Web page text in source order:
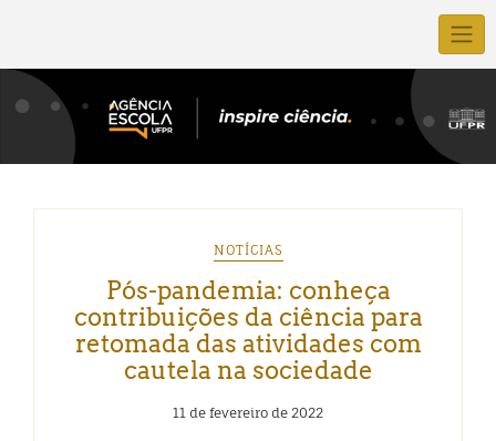
NOTÍCIAS
Pós-pandemia: conheça
contribuições da ciência para
retomada das atividades com
cautela na sociedade
11 de fevereiro de 2022